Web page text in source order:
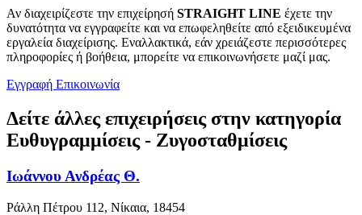
Αν διαχειρίζεστε την επιχείρησή STRAIGHT LINE έχετε την
δυνατότητα να εγγραφείτε και να επωφεληθείτε από εξειδικευμένα
εργαλεία διαχείρισης. Εναλλακτικά, εάν χρειάζεστε περισσότερες
πληροφορίες ή βοήθεια, μπορείτε να επικοινωνήσετε μαζί μας.
Εγγραφή Επικοινωνία
Δείτε άλλες επιχειρήσεις στην κατηγορία
Ευθυγραμμίσεις - Ζυγοσταθμίσεις
Ιωάννου Ανδρέας Θ.
Ράλλη Πέτρου 112, Νίκαια, 18454